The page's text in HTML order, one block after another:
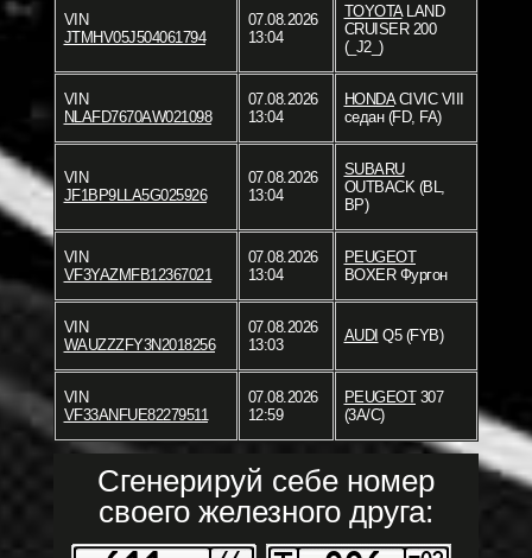
VIN
JTMHV05J504061794
07.08.2026
13:04
TOYOTALAND
CRUISER 200
(_J2_)
VIN
NLAFD7670AW021098
07.08.2026
13:04
HONDACIVIC VIII
седан (FD, FA)
VIN
JF1BP9LLA5G025926
07.08.2026
13:04
SUBARU
OUTBACK (BL,
BP)
VIN
VF3YAZMFB12367021
07.08.2026
13:04
PEUGEOT
BOXER Фургон
VIN
WAUZZZFY3N2018256
07.08.2026
13:03
AUDI Q5 (FYB)
VIN
VF33ANFUE82279511
07.08.2026
12:59
PEUGEOT307
(3A/C)
Сгенерируй себе номер
своего железного друга: